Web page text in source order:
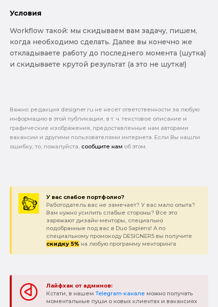
Условия
Workflow такой: мы скидываем вам задачу, пишем,
когда необходимо сделать. Далее вы конечно же
откладываете работу до последнего момента (шутка)
и скидываете крутой результат (а это не шутка!)
Важно: pедакция designer.ru не несет ответственности за любую
информацию в этой публикации, в т. ч. текстовое описание и
графические изображения, предоставленные нам авторами
вакансии и другими пользователями интернета. Если Вы нашли
ошибку, то, пожалуйста, сообщите нам об этом.
У вас слабое портфолио?
Работодатель вас не замечает? У вас мало опыта?
Вам нужно усилить слабые стороны? Все это
заряжают дизайн-менторы, специально
подобранные под вас в Duo Sapiens! А по
специальному промокоду DESIGNER5 вы получите
скидку 5% на любую программу менторинга
Лайфхак от админов:
Кстати, в нашем Telegram-канале можно получать
моментальные пуши о новых клиентах и вакансиях